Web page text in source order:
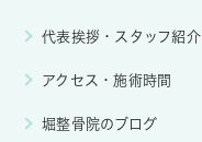
代表挨拶・スタッフ紹介
アクセス・施術時間
堀整骨院のブログ